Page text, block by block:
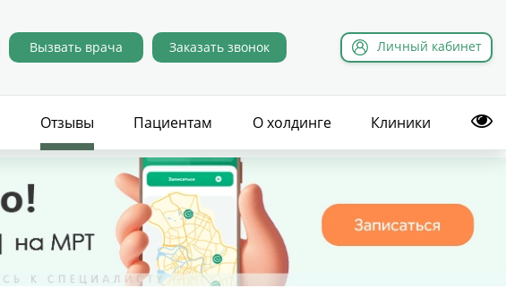
Вызвать врача Заказать звонок Личный кабинет
Отзывы Пациентам О холдинге Клиники